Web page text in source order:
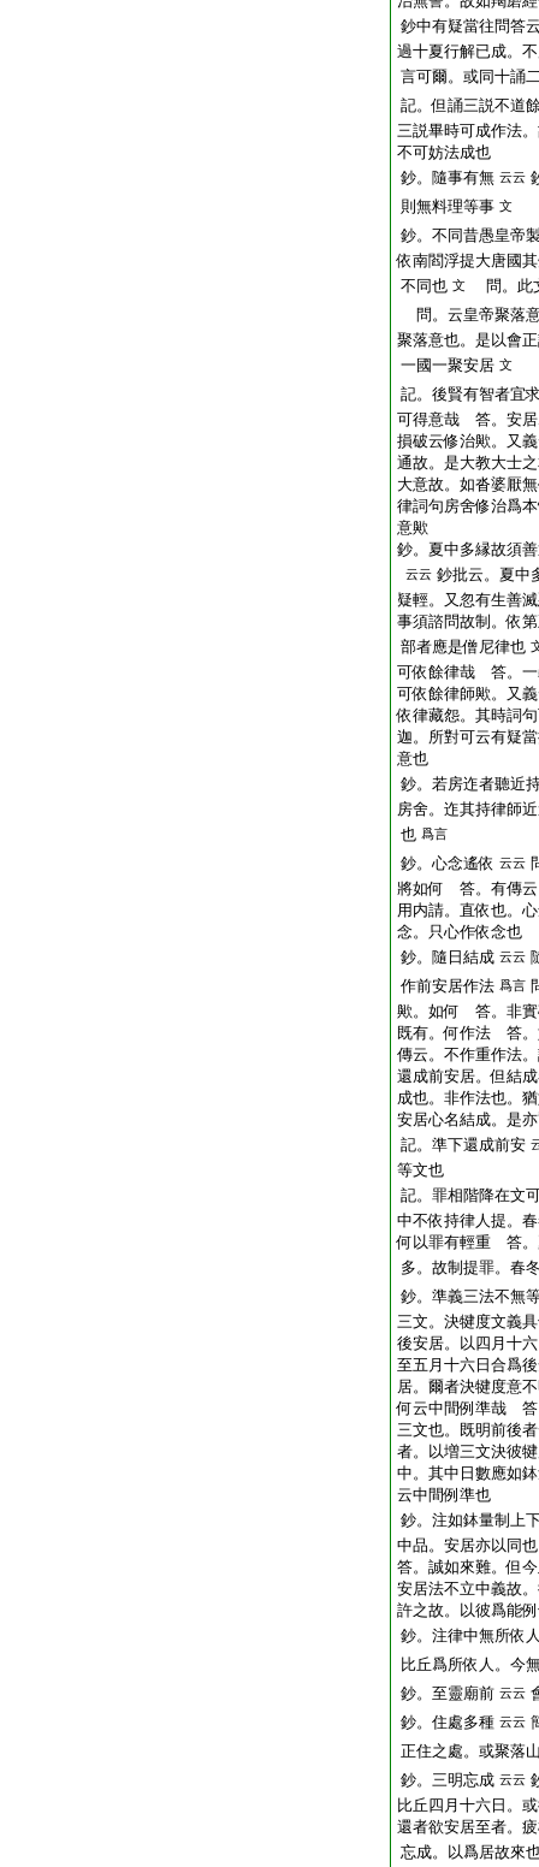
鈔中有疑當往問答
過十夏行解已成。
言可爾。或同十誦
記。但誦三説不道
三説畢時可成作法
不可妨法成也
鈔。隨事有無 云云
則無料理等事 文
鈔。不同昔愚皇帝
依南閻浮提大唐國
不同也 文
問。此
問。云皇帝聚落
聚落意也。是以會
一國一聚安居 文
記。後賢有智者宜
可得意哉 答。安居
損破云修治歟。又
通故。是大教大士
大意故。如沓婆厭
律詞句房舍修治爲
意歟
鈔。夏中多縁故須
云云 鈔批云。夏中
疑輕。又忽有生善
事須諮問故制。依
部者應是僧尼律也
可依餘律哉 答。一
可依餘律師歟。又
依律藏怨。其時詞
迦。所對可云有疑
意也
鈔。若房迮者聽近
房舍。迮其持律師
也 爲言
鈔。心念遙依 云云
將如何 答。有傳云
用内請。直依也。
念。只心作依念也
鈔。隨日結成 云云
作前安居作法 爲言
歟。如何 答。非
既有。何作法 答。
傳云。不作重作法
還成前安居。但結
成也。非作法也。
安居心名結成。是
記。準下還成前安
等文也
記。罪相階降在文
中不依持律人提。
何以罪有輕重 答。
多。故制提罪。春
鈔。準義三法不無
三文。決犍度文義
後安居。以四月十
至五月十六日合爲
居。爾者決犍度意
何云中間例準哉 答
三文也。既明前後
者。以増三文決彼
中。其中日數應如
云中間例準也
鈔。注如鉢量制上
中品。安居亦以同
答。誠如來難。但
安居法不立中義故
許之故。以彼爲能
鈔。注律中無所依
比丘爲所依人。今
鈔。至靈廟前 云云
鈔。住處多種 云云
正住之處。或聚落
鈔。三明忘成 云云
比丘四月十六日。
還者欲安居至者。
忘成。以爲居故來